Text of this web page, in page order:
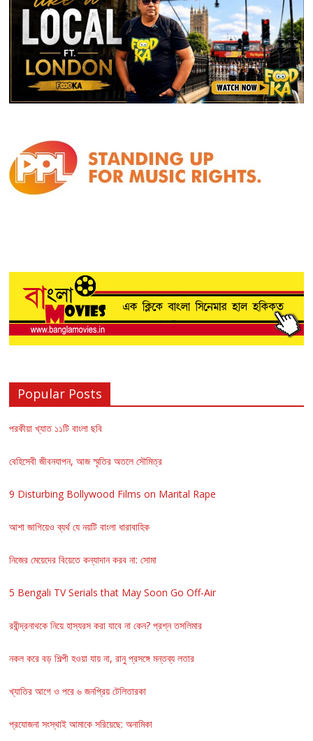
Popular Posts
পরকীয়া খ্যাত ১১টি বাংলা ছবি
বেহিসেবী জীবনযাপন, আজ স্মৃতির অতলে সৌমিত্র
9 Disturbing Bollywood Films on Marital Rape
আশা জাগিয়েও ব্যর্থ যে নয়টি বাংলা ধারাবাহিক
নিজের মেয়েদের বিয়েতে কন্যাদান করব না: সোমা
5 Bengali TV Serials that May Soon Go Off-Air
রবীন্দ্রনাথকে নিয়ে হাস্যরস করা যাবে না কেন? প্রশ্ন তসলিমার
নকল করে বড় শিল্পী হওয়া যায় না, রানু প্রসঙ্গে মন্তব্য লতার
খ্যাতির আগে ও পরে ৬ জনপ্রিয় টেলিতারকা
প্রযোজনা সংস্থাই আমাকে সরিয়েছে: অনামিকা